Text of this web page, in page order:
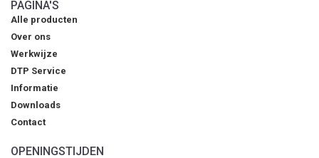
PAGINA'S
Alle producten
Over ons
Werkwijze
DTP Service
Informatie
Downloads
Contact
OPENINGSTIJDEN